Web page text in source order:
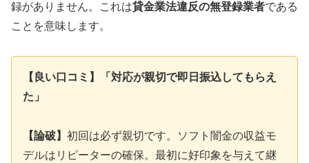
録がありません。これは貸金業法違反の無登録業者である
ことを意味します。
【良い口コミ】「対応が親切で即日振込してもらえ
た」
【論破】 初回は必ず親切です。ソフト闇金の収益モ
デルはリピーターの確保。最初に好印象を与えて継